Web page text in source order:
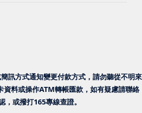
訊方式通知變更付款方式，請勿聽從不明來
資料或操作ATM轉帳匯款，如有疑慮請聯絡
，或撥打165專線查證。